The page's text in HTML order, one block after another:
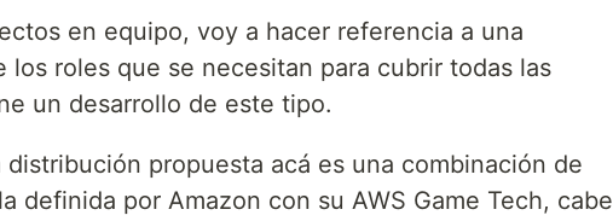
en equipo, voy a hacer referencia a una
los roles que se necesitan para cubrir todas las
un desarrollo de este tipo.
propuesta acá es una combinación de
definida por Amazon con su AWS Game Tech, cabe